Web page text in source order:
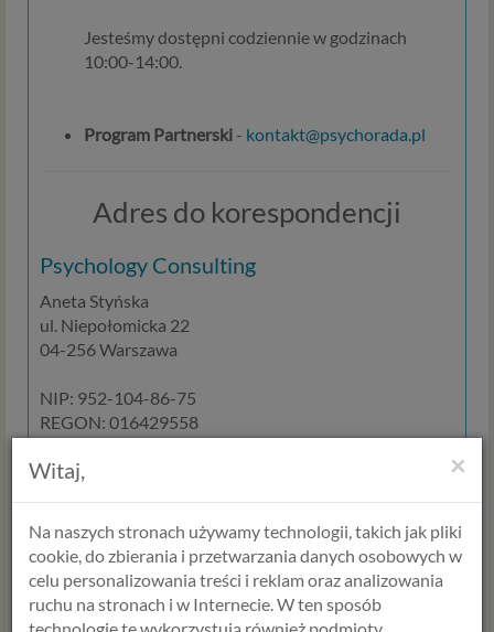
Jesteśmy dostępni codziennie w godzinach
10:00-14:00.
Program Partnerski - kontakt@psychorada.pl
Adres do korespondencji
Psychology Consulting
Aneta Styńska
ul. Niepołomicka 22
04-256 Warszawa
NIP: 952-104-86-75
REGON: 016429558
Płatności
Przelewy polskie i zagraniczne
×
Witaj,
Na naszych stronach używamy technologii, takich jak pliki
cookie, do zbierania i przetwarzania danych osobowych w
celu personalizowania treści i reklam oraz analizowania
ruchu na stronach i w Internecie. W ten sposób